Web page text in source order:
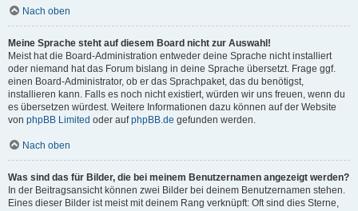
Nach oben
Meine Sprache steht auf diesem Board nicht zur Auswahl!
Meist hat die Board-Administration entweder deine Sprache nicht installiert
oder niemand hat das Forum bislang in deine Sprache übersetzt. Frage ggf.
einen Board-Administrator, ob er das Sprachpaket, das du benötigst,
installieren kann. Falls es noch nicht existiert, würden wir uns freuen, wenn du
es übersetzen würdest. Weitere Informationen dazu können auf der Website
von phpBB Limited oder aufphpBB.de gefunden werden.
Nach oben
Was sind das für Bilder, die bei meinem Benutzernamen angezeigt werden?
In der Beitragsansicht können zwei Bilder bei deinem Benutzernamen stehen.
Eines dieser Bilder ist meist mit deinem Rang verknüpft: Oft sind dies Sterne,